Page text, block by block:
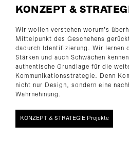
KONZEPT &
Wir wollen verstehen worum’s
Mittelpunkt des Geschehens
dadurch Identifizierung. Wir lernen
Stärken und auch Schwächen
authentische Grundlage für die
Kommunikationsstrategie. Denn
nicht nur Design, sondern eine
Wahrnehmung.
KONZEPT & STRATEGIE Projekte